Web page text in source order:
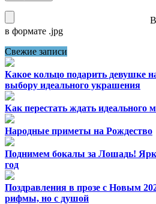
в формате .jpg
Свежие записи
Какое кольцо подарить девушке
выбору идеального украшения
Как перестать ждать идеального
Народные приметы на Рождество
Поднимем бокалы за Лошадь!
год
Поздравления в прозе с Новым
рифмы, но с душой